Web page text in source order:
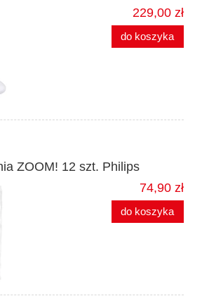
229,00 zł
do koszyka
ZOOM! 12 szt. Philips
74,90 zł
do koszyka